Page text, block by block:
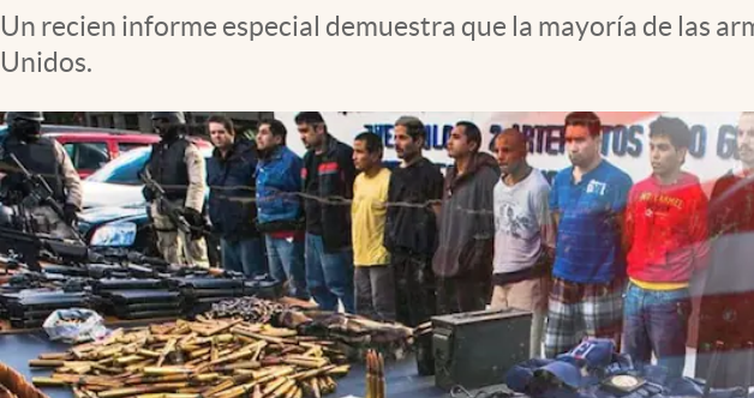
Espiritualidad
abre en nueva pestaña
Un recien informe especial demuestra que la mayoría de las
Unidos.